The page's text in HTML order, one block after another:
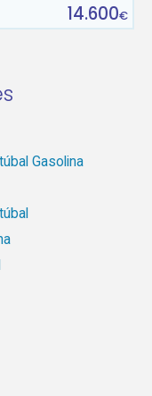
14.600€
Gasolina